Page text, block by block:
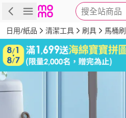
搜全站商品
商品 評價 詳情
日用/紙品 清潔工具 刷具 馬桶刷